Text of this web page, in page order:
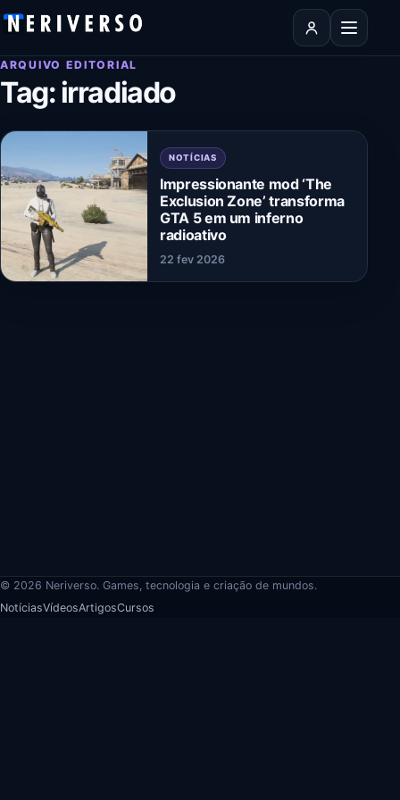
Pular para o conteúdo
Abrir
ARQUIVO EDITORIAL
Tag:irradiado
NOTÍCIAS
Impressionante mod ‘The
Exclusion Zone’ transforma
GTA 5 em um inferno
radioativo
22 fev 2026
© 2026 Neriverso. Games, tecnologia e criação de mundos.
NotíciasVídeosArtigosCursos